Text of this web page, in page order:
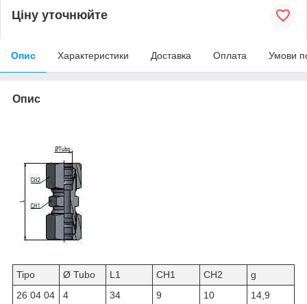
Ціну уточнюйте
Опис Характеристики Доставка Оплата Умови
Опис
Tipo Ø Tubo L1 CH1 CH2
g
26 04 04
4 34 9 10
14,9